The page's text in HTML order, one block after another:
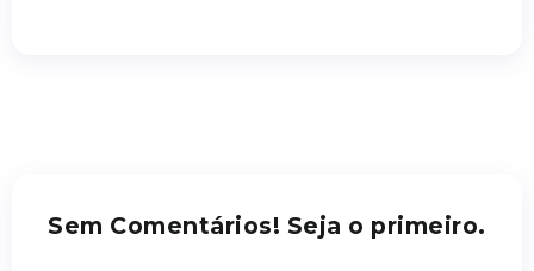
Sem Comentários! Seja o primeiro.